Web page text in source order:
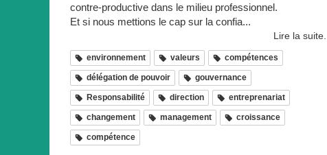
contre-productive dans le milieu professionnel.
Et si nous mettions le cap sur la confia...
Lire la suite...
environnement valeurs compétences
délégation de pouvoir gouvernance
Responsabilité direction entreprenariat
changement management croissance
compétence